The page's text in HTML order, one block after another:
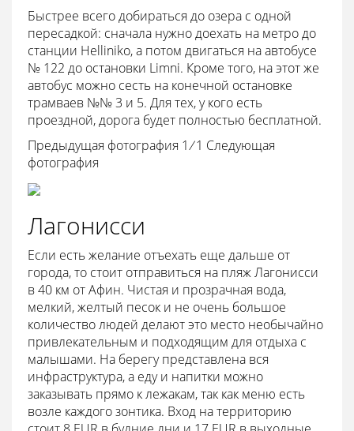
Быстрее всего добираться до озера с одной
пересадкой: сначала нужно доехать на метро до
станции Helliniko, а потом двигаться на автобусе
№ 122 до остановки Limni. Кроме того, на этот же
автобус можно сесть на конечной остановке
трамваев №№ 3 и 5. Для тех, у кого есть
проездной, дорога будет полностью бесплатной.
Предыдущая фотография 1/1 Следующая
фотография
Лагонисси
Если есть желание отъехать еще дальше от
города, то стоит отправиться на пляж Лагонисси
в 40 км от Афин. Чистая и прозрачная вода,
мелкий, желтый песок и не очень большое
количество людей делают это место необычайно
привлекательным и подходящим для отдыха с
малышами. На берегу представлена вся
инфраструктура, а еду и напитки можно
заказывать прямо к лежакам, так как меню есть
возле каждого зонтика. Вход на территорию